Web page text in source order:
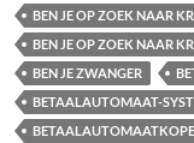
BEN JE OP ZOEK NAAR
BEN JE OP ZOEK NAAR
BEN JE ZWANGER
BETAALAUTOMAAT-